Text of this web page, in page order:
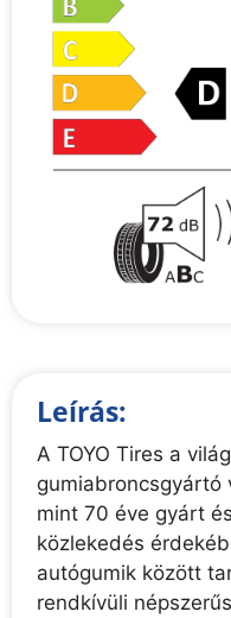
Leírás:
A TOYO Tires a
gumiabroncsgyártó
mint 70 éve gyárt
közlekedés
autógumik között
rendkívüli